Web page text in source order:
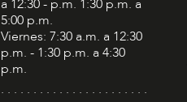
a 12:30 - p.m. 1:30 p.m. a
5:00 p.m.
Viernes: 7:30 a.m. a 12:30
p.m. - 1:30 p.m. a 4:30
p.m.
. . . . . . . . . . . . . . . . . . . . . . .